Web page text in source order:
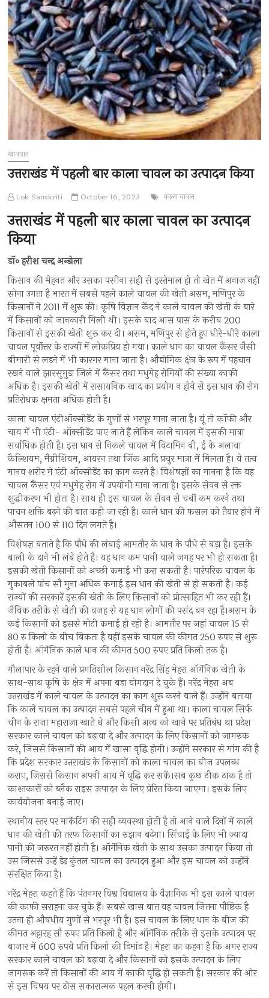
खानपान
उत्तराखंड में पहली बार काला चावल का उत्पादन किया
Lok Sanskriti October 16, 2023 काला चावल
उत्तराखंड में पहली बार काला चावल का उत्पादन
किया
डॉ० हरीश चन्द्र अन्डोला
किसान की मेहनत और उसका पसीना सही से इस्तेमाल हो तो खेत में अनाज नहीं
सोना उगता है भारत में सबसे पहले काले चावल की खेती असम, मणिपुर के
किसानों ने 2011 में शुरू की। कृषि विज्ञान केंद ने काले चावल की खेती के बारे
में किसानों को जानकारी मिली थी। इसके बाद आस पास के करीब 200
किसानों से इसकी खेती शुरू कर दी। असम, मणिपुर से होते हुए धीरे-धीरे काला
चावल पूर्वोत्तर के राज्यों में लोकप्रिय हो गया। काले धान का चावल कैंसर जैसी
बीमारी से लड़ने में भी कारगर माना जाता है। औद्योगिक क्षेत्र के रूप में पहचान
रखने वाले झारसुगुड़ा जिले में कैंसर तथा मधुमेह रोगियों की संख्या काफी
अधिक है। इसकी खेती में रासायनिक खाद का प्रयोग न होने से इस धान की रोग
प्रतिरोधक क्षमता अधिक होती है।
काला चावल एंटीऑक्सीडेंट के गुणों से भरपूर माना जाता है। यूं तो कॉफी और
चाय में भी एंटी- ऑक्सीडेंट पाए जाते हैं लेकिन काले चावल में इसकी मात्रा
सर्वाधिक होती है। इस धान से निकले चावल में विटामिन बी, ई के अलावा
कैल्शियम, मैग्नीशियम, आयरन तथा जिंक आदि प्रचुर मात्रा में मिलता है। ये तत्व
मानव शरीर मे एंटी ऑक्सीडेंट का काम करते है। विशेषज्ञों का मानना है कि यह
चावल कैंसर एवं मधुमेह रोग में उपयोगी माना जाता है। इसके सेवन से रक्त
शुद्धीकरण भी होता है। साथ ही इस चावल के सेवन से चर्बी कम करने तथा
पाचन शक्ति बढ़ने की बात कही जा रही है। काले धान की फसल को तैयार होने में
औसतन 100 से 110 दिन लगते है।
विशेषज्ञ बताते है कि पौधे की लंबाई आमतौर के धान के पौधे से बड़ा है। इसके
बाली के दाने भी लंबे होते है। यह धान कम पानी वाले जगह पर भी हो सकता है।
इसकी खेती किसानों को अच्छी कमाई भी करा सकती है। पारंपरिक चावल के
मुकाबले पांच सौ गुना अधिक कमाई इस धान की खेती से हो सकती है। कई
राज्यों की सरकारें इसकी खेती के लिए किसानों को प्रोत्साहित भी कर रही हैं।
जैविक तरीके से खेती की वजह से यह धान लोगों की पसंद बन रहा है।असम के
कई किसानों को इससे मोटी कमाई हो रही है। आमतौर पर जहां चावल 15 से
80 रु किलो के बीच बिकता है वहीं इसके चावल की कीमत 250 रुपए से शुरू
होती है। ऑर्गेनिक काले धान की कीमत 500 रुपए प्रति किलो तक है।
गौलापार के रहने वाले प्रगतिशील किसान नरेंद्र सिंह मेहरा ऑर्गेनिक खेती के
साथ-साथ कृषि के क्षेत्र में अपना बड़ा योगदान दे चुके हैं। नरेंद्र मेहरा अब
उत्तराखंड में काले चावल के उत्पादन का काम शुरू करने वाले हैं। उन्होंने बताया
कि काले चावल का उत्पादन सबसे पहले चीन में हुआ था। काला चावल सिर्फ
चीन के राजा महाराजा खाते थे और किसी अन्य को खाने पर प्रतिबंध था प्रदेश
सरकार काले चावल को बढ़ावा दे और उत्पादन के लिए किसानों को जागरुक
करे, जिससे किसानों की आय में खासा वृद्धि होगी। उन्होंने सरकार से मांग की है
कि प्रदेश सरकार उत्तराखंड के किसानों को काला चावल का बीज उपलब्ध
कराए, जिससे किसान अपनी आय में वृद्धि कर सकें।सब कुछ ठीक ठाक है तो
काश्तकारों को ब्लैक राइस उत्पादन के लिए प्रेरित किया जाएगा। इसके लिए
कार्ययोजना बनाई जाए।
स्थानीय स्तर पर मार्केटिंग की सही व्यवस्था होती है तो आने वाले दिनों में काले
धान की खेती की तरफ किसानों का रुझान बढ़ेगा। सिंचाई के लिए भी ज्यादा
पानी की जरूरत नहीं होती है। ऑर्गेनिक खेती के साथ उसका उत्पादन किया तो
उस जिससे उन्हें डेढ़ कुंतल चावल का उत्पादन हुआ और इस चावल को उन्होंने
संरक्षित किया है।
नरेंद्र मेहरा कहते हैं कि पंतनगर विश्व विद्यालय के वैज्ञानिक भी इस काले चावल
की काफी सराहना कर चुके हैं। सबसे खास बात यह चावल जितना पौष्टिक है
उतना ही औषधीय गुणों से भरपूर भी है। इस चावल के लिए धान के बीज की
कीमत अट्टारह सौ रुपए प्रति किलो है और ऑर्गेनिक तरीके से इसके उत्पादन पर
बाजार में 600 रुपये प्रति किलो की डिमांड है। मेहरा का कहना है कि अगर राज्य
सरकार काले चावल को बढ़ावा दे और किसानों को इसके उत्पादन के लिए
जागरूक करें तो किसानों की आय में काफी वृद्धि हो सकती है। सरकार की ओर
से इस विषय पर ठोस सकारात्मक पहल करनी होगी।